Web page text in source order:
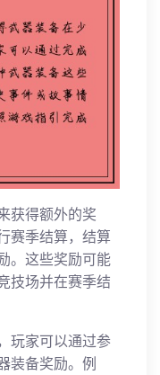
获得额外的奖
赛季结算，结算
。这些奖励可能
技场并在赛季结
玩家可以通过参
装备奖励。例